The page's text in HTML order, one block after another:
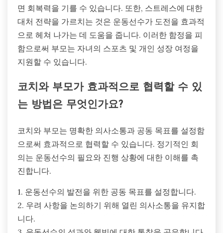
면 회복력을 기를 수 있습니다. 또한, 스트레스에 대한
대처 전략을 가르치는 것은 운동선수가 도전을 효과적
으로 헤쳐 나가는 데 도움을 줍니다. 이러한 함정을 피
함으로써 부모는 자녀의 스포츠 및 개인 성장 여정을
지원할 수 있습니다.
코치와 부모가 효과적으로 협력할 수 있
는 방법은 무엇인가요?
코치와 부모는 명확한 의사소통과 공동 목표를 설정함
으로써 효과적으로 협력할 수 있습니다. 정기적인 회
의는 운동선수의 필요와 진행 상황에 대한 이해를 촉
진합니다.
1. 운동선수의 발전을 위한 공동 목표를 설정합니다.
2. 우려 사항을 논의하기 위해 열린 의사소통을 유지합
니다.